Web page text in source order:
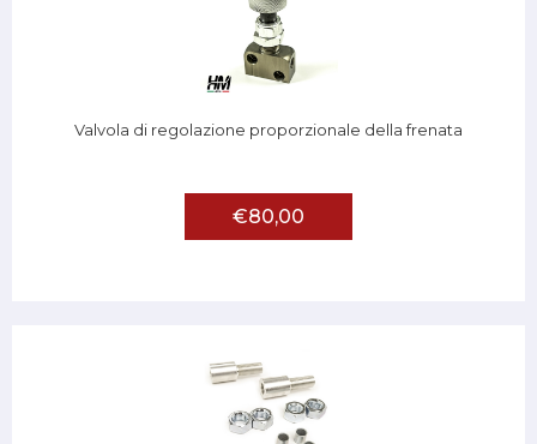
Valvola di regolazione proporzionale della frenata
€80,00